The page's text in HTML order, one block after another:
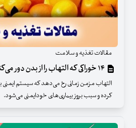
مقالات تغذیه و سلامت
التهاب مزمن زمانی رخ می‌دهد که سیستم
کرده و سبب بروز بیماری‌های خودایمنی می‌شود.